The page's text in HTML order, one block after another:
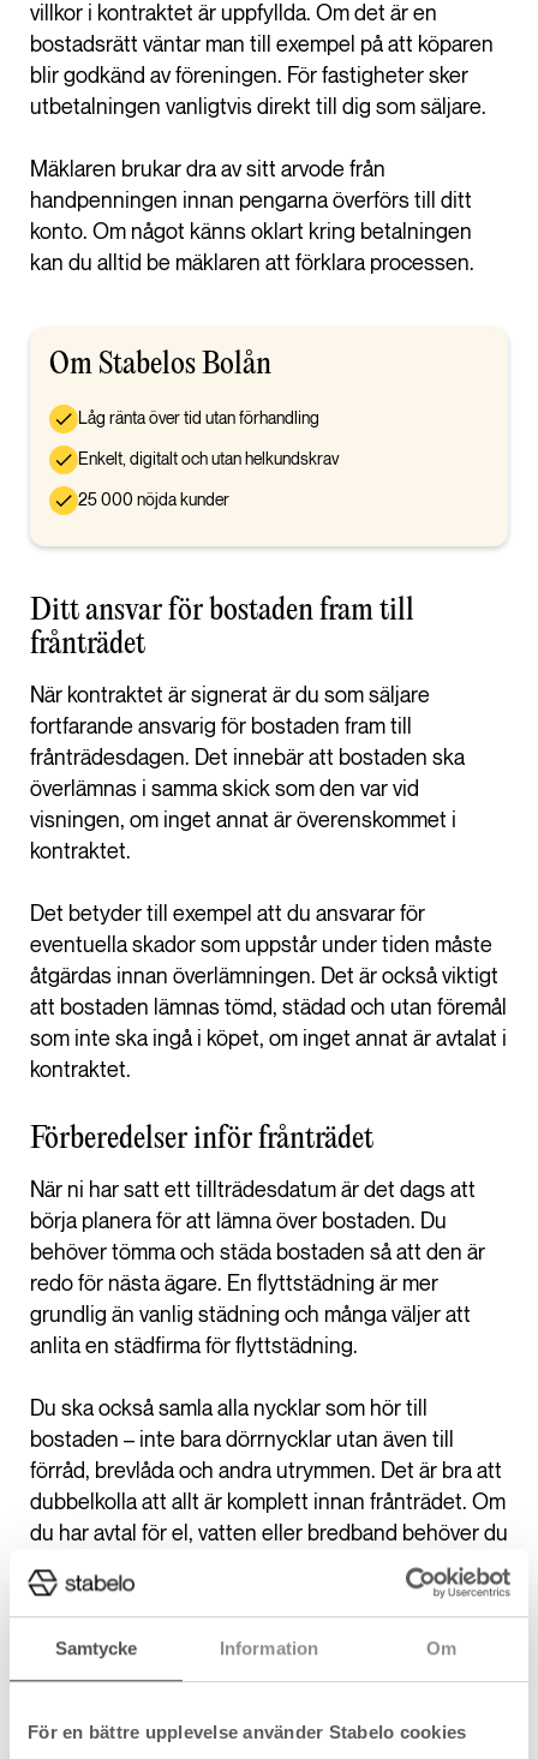
Samtycke Information Om
För en bättre upplevelse använder Stabelo cookies
villkor i kontraktet är uppfyllda. Om det är en
bostadsrätt väntar man till exempel på att köparen
blir godkänd av föreningen. För fastigheter sker
utbetalningen vanligtvis direkt till dig som säljare.
Mäklaren brukar dra av sitt arvode från
handpenningen innan pengarna överförs till ditt
konto. Om något känns oklart kring betalningen
kan du alltid be mäklaren att förklara processen.
Om Stabelos Bolån
Låg ränta över tid utan förhandling
Enkelt, digitalt och utan helkundskrav
25 000 nöjda kunder
Ditt ansvar för bostaden fram till
frånträdet
När kontraktet är signerat är du som säljare
fortfarande ansvarig för bostaden fram till
frånträdesdagen. Det innebär att bostaden ska
överlämnas i samma skick som den var vid
visningen, om inget annat är överenskommet i
kontraktet.
Det betyder till exempel att du ansvarar för
eventuella skador som uppstår under tiden måste
åtgärdas innan överlämningen. Det är också viktigt
att bostaden lämnas tömd, städad och utan föremål
som inte ska ingå i köpet, om inget annat är avtalat i
kontraktet.
Förberedelser inför frånträdet
När ni har satt ett tillträdesdatum är det dags att
börja planera för att lämna över bostaden. Du
behöver tömma och städa bostaden så att den är
redo för nästa ägare. En flyttstädning är mer
grundlig än vanlig städning och många väljer att
anlita en städfirma för flyttstädning.
Du ska också samla alla nycklar som hör till
bostaden – inte bara dörrnycklar utan även till
förråd, brevlåda och andra utrymmen. Det är bra att
dubbelkolla att allt är komplett innan frånträdet. Om
du har avtal för el, vatten eller bredband behöver du
kontakta leverantörerna och avsluta eller flytta
dessa till din nya adress.
På frånträdesdagen
och köparen gör sin betalning till dig. Frånträdet